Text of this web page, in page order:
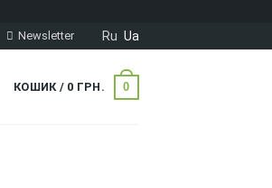
Newsletter Ru Ua
КОШИК / 0 ГРН. 0